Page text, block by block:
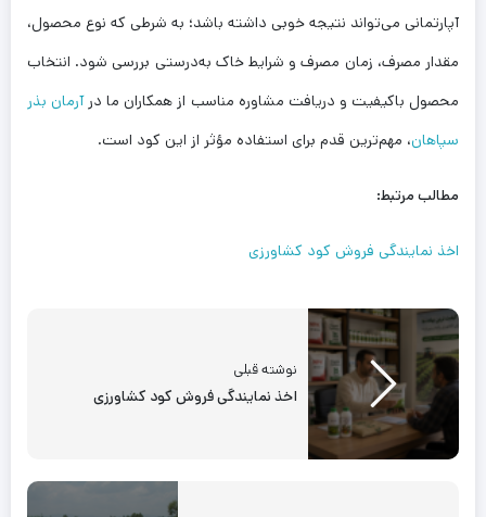
آپارتمانی می‌تواند نتیجه خوبی داشته باشد؛ به شرطی که نوع محصول،
مقدار مصرف، زمان مصرف و شرایط خاک به‌درستی بررسی شود. انتخاب
محصول باکیفیت و دریافت مشاوره مناسب از همکاران ما درآرمان بذر
سپاهان، مهم‌ترین قدم برای استفاده مؤثر از این کود است.
مطالب مرتبط:
اخذ نمایندگی فروش کود کشاورزی
نوشته قبلی
اخذ نمایندگی فروش کود کشاورزی